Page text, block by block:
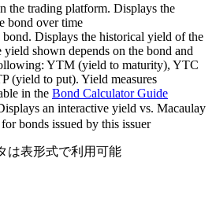
the trading platform. Displays the
bond over time
Displays the historical yield of the
shown depends on the bond and
YTM (yield to maturity), YTC
(yield to put). Yield measures
in the Bond Calculator Guide
an interactive yield vs. Macaulay
bonds issued by this issuer
は表形式で利用可能